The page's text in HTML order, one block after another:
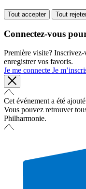
Tout accepter Tout
Connectez-vous
Première visite?
enregistrer vos favoris.
Je me connecte Je
Cet événement a été
Vous pouvez retrouver
Philharmonie.